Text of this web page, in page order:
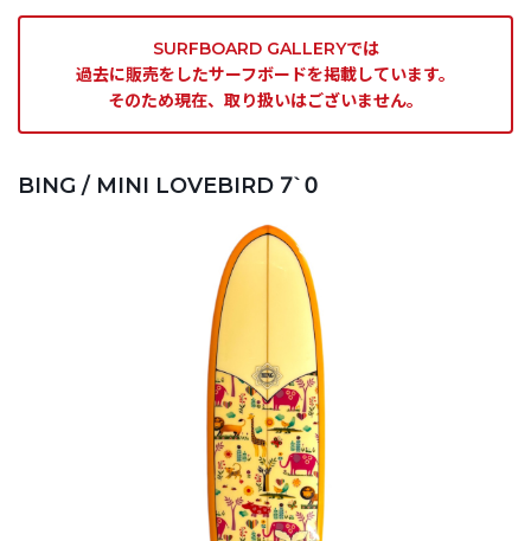
SURFBOARD GALLERYでは
過去に販売をしたサーフボードを掲載しています。
そのため現在、取り扱いはございません。
BING / MINI LOVEBIRD 7`0